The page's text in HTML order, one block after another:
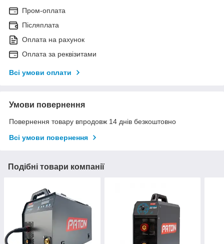
Пром-оплата
Післяплата
Оплата на рахунок
Оплата за реквізитами
Всі умови оплати
Умови повернення
Повернення товару впродовж 14 днів безкоштовно
Всі умови повернення
Подібні товари компанії